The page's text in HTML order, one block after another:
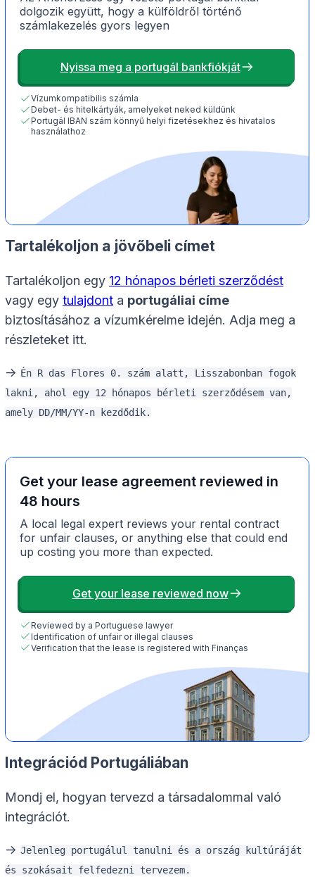
dolgozik együtt, hogy a külföldről történő
számlakezelés gyors legyen
Nyissa meg a portugál bankfiókját
Vízumkompatibilis számla
Debet- és hitelkártyák, amelyeket neked küldünk
Portugál IBAN szám könnyű helyi fizetésekhez és hivatalos
használathoz
Tartalékoljon a jövőbeli címet
Tartalékoljon egy 12 hónapos bérleti szerződést
vagy egy tulajdont a portugáliai címe
biztosításához a vízumkérelme idején. Adja meg a
részleteket itt.
-> Én R das Flores 0. szám alatt, Lisszabonban fogok
lakni, ahol egy 12 hónapos bérleti szerződésem van,
amely DD/MM/YY-n kezdődik.
Get your lease agreement reviewed in
48 hours
A local legal expert reviews your rental contract
for unfair clauses, or anything else that could end
up costing you more than expected.
Get your lease reviewed now
Reviewed by a Portuguese lawyer
Identification of unfair or illegal clauses
Verification that the lease is registered with Finanças
Integrációd Portugáliában
Mondj el, hogyan tervezd a társadalommal való
integrációt.
-> Jelenleg portugálul tanulni és a ország kultúráját
és szokásait felfedezni tervezem.